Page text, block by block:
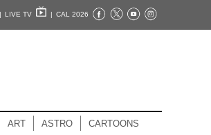
LIVE TV | CAL 2026
ART ASTRO CARTOONS